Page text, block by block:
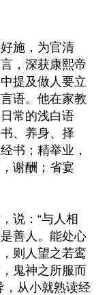
施，为官清
，深获康熙帝
提及做人要立
语。他在家教
常的浅白语
、养身、择
书；精举业，
谢酬；省宴
说：“与人相
善人。能处心
则人望之若鸾
鬼神之所服而
，从小就熟读经